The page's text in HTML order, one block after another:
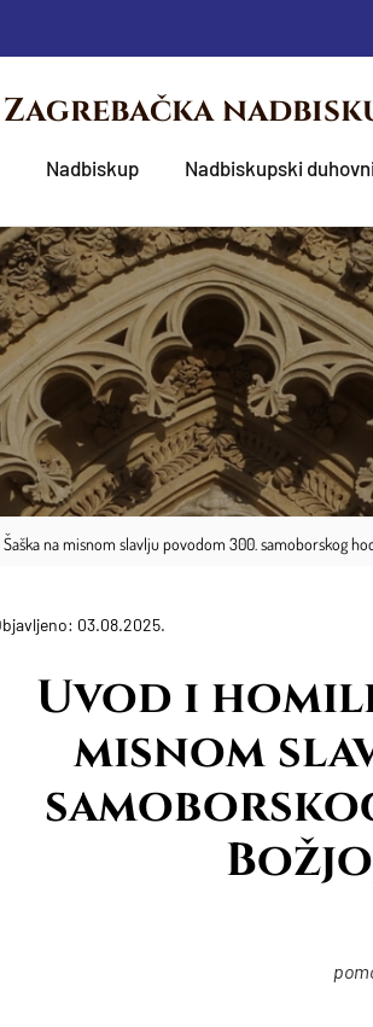
Zagrebačka
Nadbiskup Nadbiskupski
na misnom slavlju povodom 300. samoborskog
03.08.2025.
Uvod i
misnom